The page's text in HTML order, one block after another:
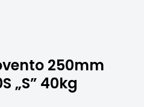
250mm
„S” 40kg